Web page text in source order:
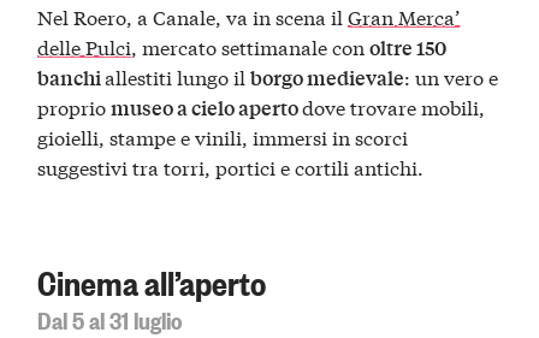
Nel Roero, a Canale, va in scena ilGran Merca’
delle Pulci, mercato settimanale conoltre 150
banchiallestiti lungo ilborgo medievale: un vero e
propriomuseo a cielo apertodove trovare mobili,
gioielli, stampe e vinili, immersi in scorci
suggestivi tra torri, portici e cortili antichi.
Cinema all’aperto
Dal 5 al 31 luglio